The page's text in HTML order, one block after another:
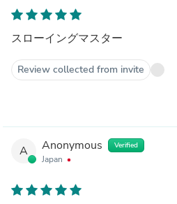
スローイングマスター
Review collected from invite
A Anonymous Verified
Japan